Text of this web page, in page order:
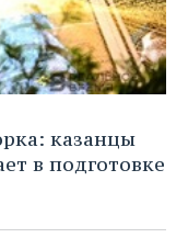
казанцы
в подготовке